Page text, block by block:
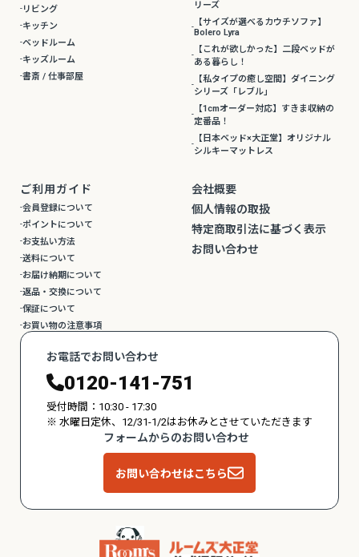
リビング
キッチン
ベッドルーム
キッズルーム
書斎 / 仕事部屋
リーズ
【サイズが選べるカウチソファ】
Bolero Lyra
【これが欲しかった】二段ベッドが
ある暮らし！
【私タイプの癒し空間】ダイニング
シリーズ「レブル」
【1cmオーダー対応】すきま収納の
定番品！
【日本ベッド×大正堂】オリジナル
シルキーマットレス
ご利用ガイド
会員登録について
ポイントについて
お支払い方法
送料について
お届け納期について
返品・交換について
保証について
お買い物の注意事項
会社概要
個人情報の取扱
特定商取引法に基づく表示
お問い合わせ
お電話でお問い合わせ
0120-141-751
受付時間：10:30 - 17:30
※ 水曜日定休、12/31-1/2はお休みとさせていただきます
フォームからのお問い合わせ
お問い合わせはこちら